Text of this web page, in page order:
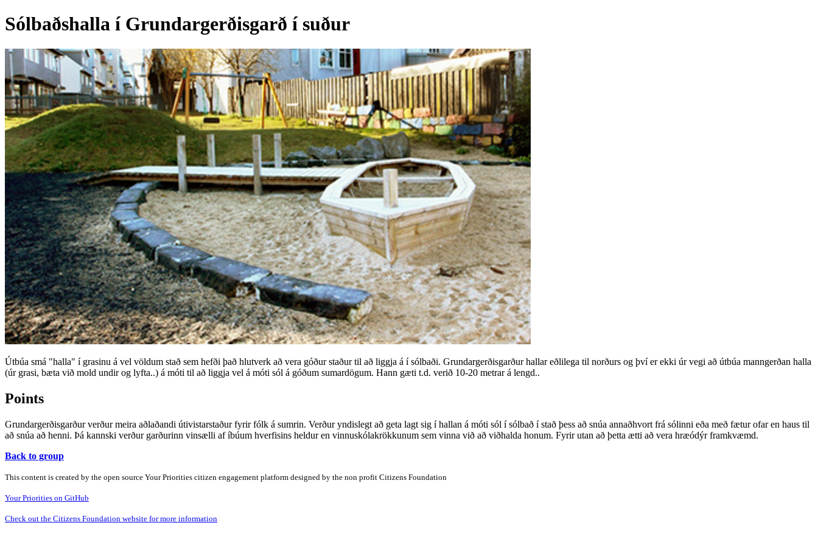
Sólbaðshalla í Grundargerðisgarð í suður
Útbúa smá "halla" í grasinu á vel völdum stað sem hefði það hlutverk að vera góður staður til að liggja á í sólbaði. Grundargerðisgarður hallar eðlilega til norðurs og því er ekki úr vegi að útbúa manngerðan halla
(úr grasi, bæta við mold undir og lyfta..) á móti til að liggja vel á móti sól á góðum sumardögum. Hann gæti t.d. verið 10-20 metrar á lengd..
Points
Grundargerðisgarður verður meira aðlaðandi útivistarstaður fyrir fólk á sumrin. Verður yndislegt að geta lagt sig í hallan á móti sól í sólbað í stað þess að snúa annaðhvort frá sólinni eða með fætur ofar en haus til
að snúa að henni. Þá kannski verður garðurinn vinsælli af íbúum hverfisins heldur en vinnuskólakrökkunum sem vinna við að viðhalda honum. Fyrir utan að þetta ætti að vera hræódýr framkvæmd.
Back to group
This content is created by the open source Your Priorities citizen engagement platform designed by the non profit Citizens Foundation
Your Priorities on GitHub
Check out the Citizens Foundation website for more information